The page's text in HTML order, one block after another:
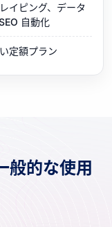
イピング、データ
自動化
定額プラン
般的な使用